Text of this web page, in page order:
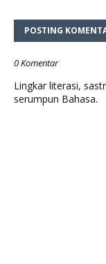
POSTING
0 Komentar
Lingkar literasi,
serumpun Bahasa.